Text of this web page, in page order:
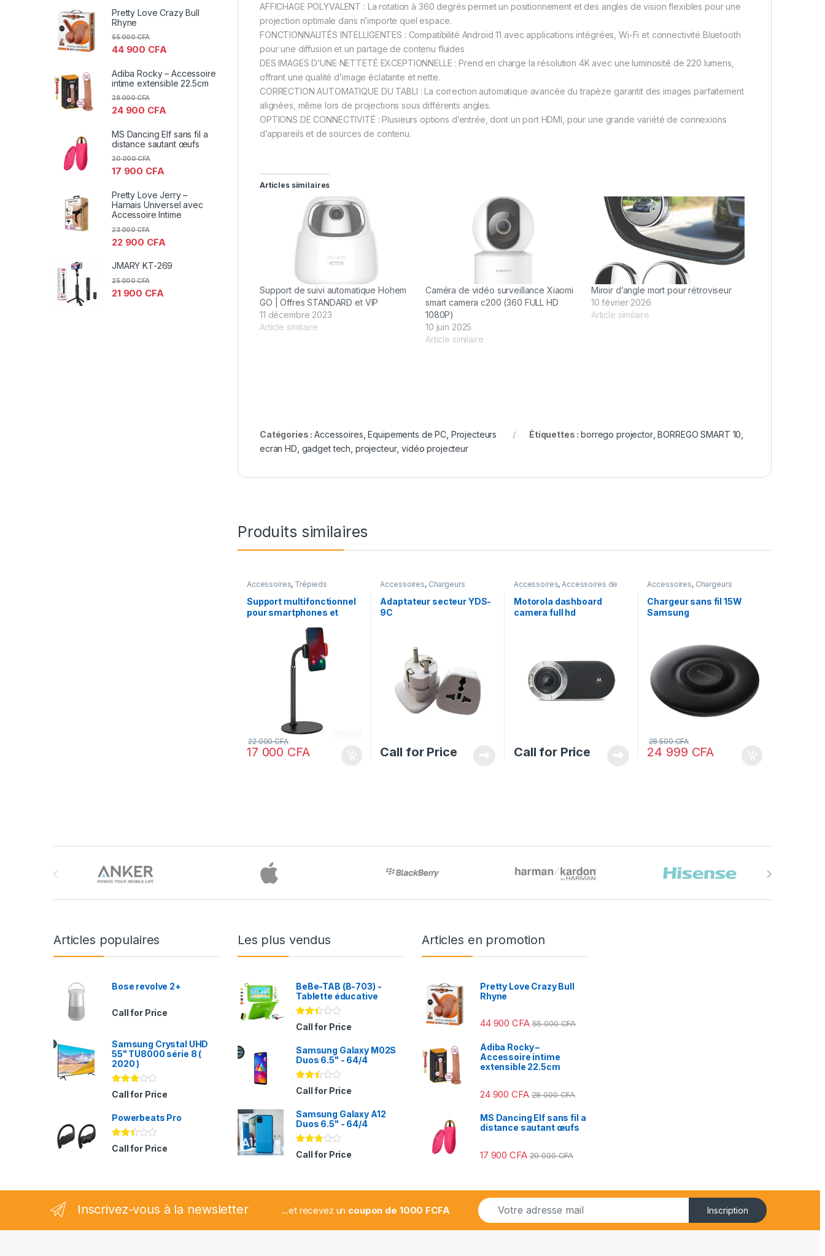
AFFICHAGE POLYVALENT : La rotation à 360 degrés permet un positionnement et des angles de vision flexibles pour une
projection optimale dans n’importe quel espace.
FONCTIONNALITÉS INTELLIGENTES : Compatibilité Android 11 avec applications intégrées, Wi-Fi et connectivité Bluetooth
pour une diffusion et un partage de contenu fluides
DES IMAGES D’UNE NETTETÉ EXCEPTIONNELLE : Prend en charge la résolution 4K avec une luminosité de 220 lumens,
offrant une qualité d’image éclatante et nette.
CORRECTION AUTOMATIQUE DU TABLI : La correction automatique avancée du trapèze garantit des images parfaitement
alignées, même lors de projections sous différents angles.
OPTIONS DE CONNECTIVITÉ : Plusieurs options d’entrée, dont un port HDMI, pour une grande variété de connexions
d’appareils et de sources de contenu.
Articles similaires
Support de suivi automatique Hohem
GO | Offres STANDARD et VIP
11 décembre 2023
Article similaire
Caméra de vidéo surveillance Xiaomi
smart camera c200 (360 FULL HD
1080P)
10 juin 2025
Article similaire
Miroir d’angle mort pour rétroviseur
10 février 2026
Article similaire
Catégories :Accessoires, Equipements de PC, Projecteurs Étiquettes : borrego projector, BORREGO SMART 10,
ecran HD, gadget tech, projecteur,vidéo projecteur
Produits similaires
Accessoires, Trépieds
Support multifonctionnel
pour smartphones et
17 000 CFA
22 000CFA
Accessoires, Chargeurs
Adaptateur secteur YDS-
9C
Call for Price
Accessoires,Accessoires de
Véhicule
Motorola dashboard
camera full hd
Call for Price
Accessoires, Chargeurs
Chargeur sans fil 15W
Samsung
24 999 CFA
28 500CFA
Pretty Love Crazy Bull
Rhyne
44 900 CFA
55 000CFA
Adiba Rocky – Accessoire
intime extensible 22.5cm
24 900 CFA
28 000CFA
MS Dancing Elf sans fil a
distance sautant œufs
17 900 CFA
20 000CFA
Pretty Love Jerry –
Harnais Universel avec
Accessoire Intime
22 900 CFA
23 000CFA
JMARY KT-269
21 900 CFA
25 000CFA
Articles populaires
Bose revolve 2+
Call for Price
Samsung Crystal UHD
55" TU8000 série 8 (
2020 )
Note
2.94
Call for Price
Powerbeats Pro
Note
2.35
Call for Price
Les plus vendus
BeBe-TAB (B-703) -
Tablette éducative
Note
2.31
5
Call for Price
Samsung Galaxy M02S
Duos 6.5" - 64/4
Note
2.41
5
Call for Price
Samsung Galaxy A12
Duos 6.5" - 64/4
Note
2.78
Call for Price
Articles en promotion
Pretty Love Crazy Bull
Rhyne
44 900CFA 55 000CFA
Adiba Rocky –
Accessoire intime
extensible 22.5cm
24 900CFA 28 000CFA
MS Dancing Elf sans fil a
distance sautant œufs
17 900CFA 20 000CFA
Inscrivez-vous à la newsletter ...et recevez un coupon de 1000 FCFA
E
m
a
Inscription